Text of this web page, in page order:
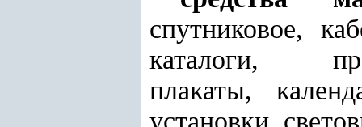
спутниковое,
каталоги,
плакаты,
установки,